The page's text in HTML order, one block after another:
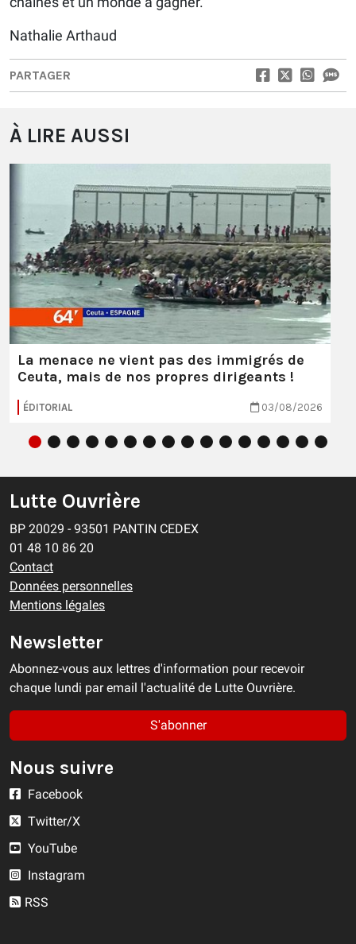
Nathalie Arthaud
PARTAGER
À LIRE AUSSI
La menace ne vient pas des immigrés de
Ceuta, mais de nos propres dirigeants !
ÉDITORIAL 03/08/2026
Lutte Ouvrière
BP 20029 - 93501 PANTIN CEDEX
01 48 10 86 20
Contact
Données personnelles
Mentions légales
Newsletter
Abonnez-vous aux lettres d'information pour recevoir
chaque lundi par email l'actualité de Lutte Ouvrière.
S'abonner
Nous suivre
Facebook
Twitter/X
YouTube
Instagram
RSS